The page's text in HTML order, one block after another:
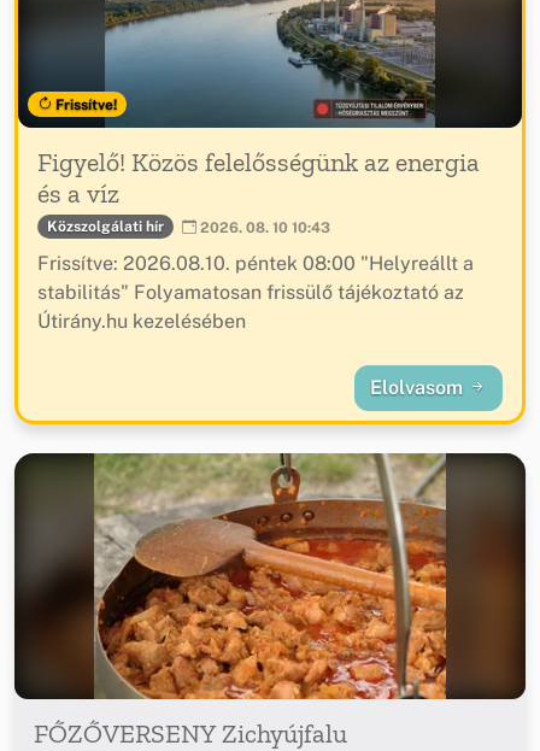
Frissítve!
Figyelő! Közös felelősségünk az energia
és a víz
Közszolgálati hír 2026. 08. 10 10:43
Frissítve: 2026.08.10. péntek 08:00 "Helyreállt a
stabilitás" Folyamatosan frissülő tájékoztató az
Útirány.hu kezelésében
Elolvasom
FŐZŐVERSENY Zichyújfalu